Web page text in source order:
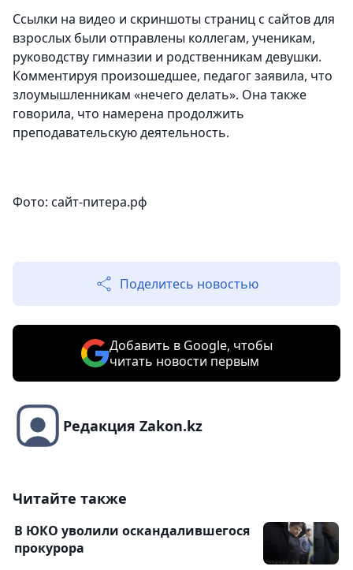
Ссылки на видео и скриншоты страниц с сайтов для
взрослых были отправлены коллегам, ученикам,
руководству гимназии и родственникам девушки.
Комментируя произошедшее, педагог заявила, что
злоумышленникам «нечего делать». Она также
говорила, что намерена продолжить
преподавательскую деятельность.
Фото: сайт-питера.рф
Поделитесь новостью
Добавить в Google, чтобы
читать новости первым
Редакция Zakon.kz
Читайте также
В ЮКО уволили оскандалившегося
прокурора